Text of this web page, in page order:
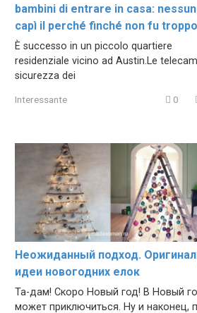
bambini di entrare in casa:
capì il perché finché non fu
È successo in un piccolo quartiere
residenziale vicino ad Austin.Le
sicurezza dei
Interessante 0
Неожиданный подход.
идеи новогодних елок
Та-дам! Скоро Новый год! В Новый
может приключиться. Ну и наконец,